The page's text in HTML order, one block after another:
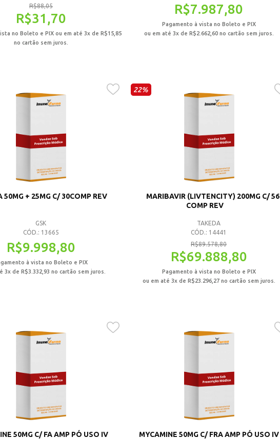
R$88,05
R$31,70
no Boleto e PIX ou em até 3x deR$15,85
no cartão sem juros.
R$7.987,80
Pagamento à vista no Boleto e PIX
ou em até 3x de R$2.662,60no cartão sem juros.
50MG + 25MG C/ 30COMP REV
GSK
CÓD.: 13665
R$9.998,80
à vista no Boleto e PIX
3x deR$3.332,93 no cartão sem juros.
22%
MARIBAVIR (LIVTENCITY) 200MG C/ 56
COMP REV
TAKEDA
CÓD.: 14441
R$89.578,80
R$69.888,80
Pagamento à vista no Boleto e PIX
ou em até 3x de R$23.296,27no cartão sem juros.
50MG C/ FA AMP PÓ USO IV MYCAMINE 50MG C/ FRA AMP PÓ USO IV